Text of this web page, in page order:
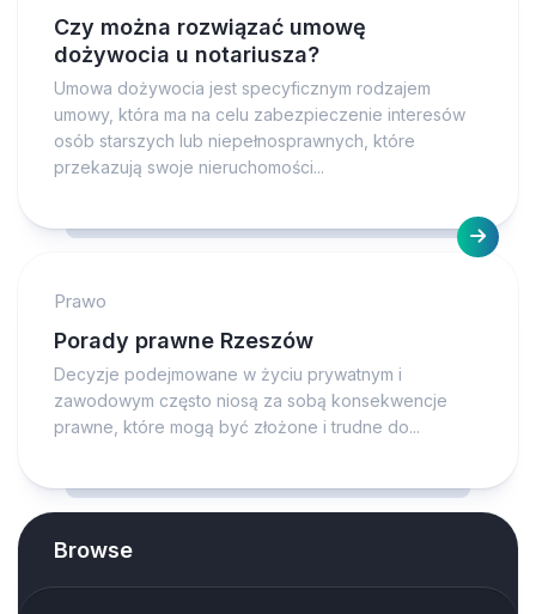
Czy można rozwiązać umowę
dożywocia u notariusza?
Umowa dożywocia jest specyficznym rodzajem
umowy, która ma na celu zabezpieczenie interesów
osób starszych lub niepełnosprawnych, które
przekazują swoje nieruchomości...
Prawo
Porady prawne Rzeszów
Decyzje podejmowane w życiu prywatnym i
zawodowym często niosą za sobą konsekwencje
prawne, które mogą być złożone i trudne do...
Browse